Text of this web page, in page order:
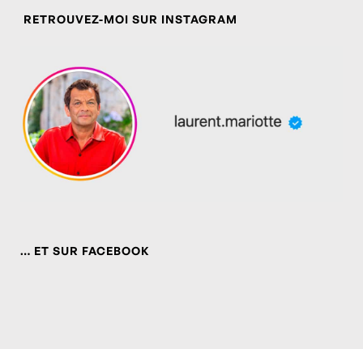
RETROUVEZ-MOI SUR INSTAGRAM
… ET SUR FACEBOOK